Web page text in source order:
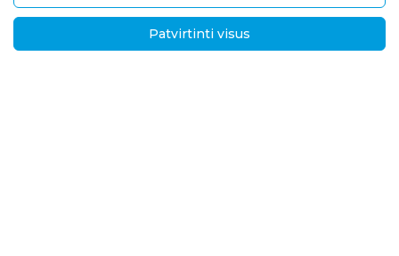
Pristatymas ir grąžinimas
Patvirtinti visus